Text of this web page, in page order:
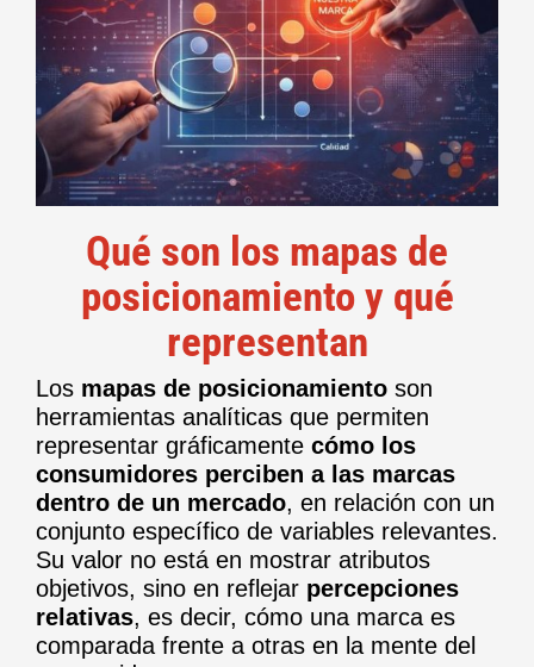
Qué son los mapas de
posicionamiento y qué
representan
Los mapas de posicionamientoson
herramientas analíticas que permiten
representar gráficamente cómo los
consumidores perciben a las marcas
dentro de un mercado, en relación con un
conjunto específico de variables relevantes.
Su valor no está en mostrar atributos
objetivos, sino en reflejar percepciones
relativas, es decir, cómo una marca es
comparada frente a otras en la mente del